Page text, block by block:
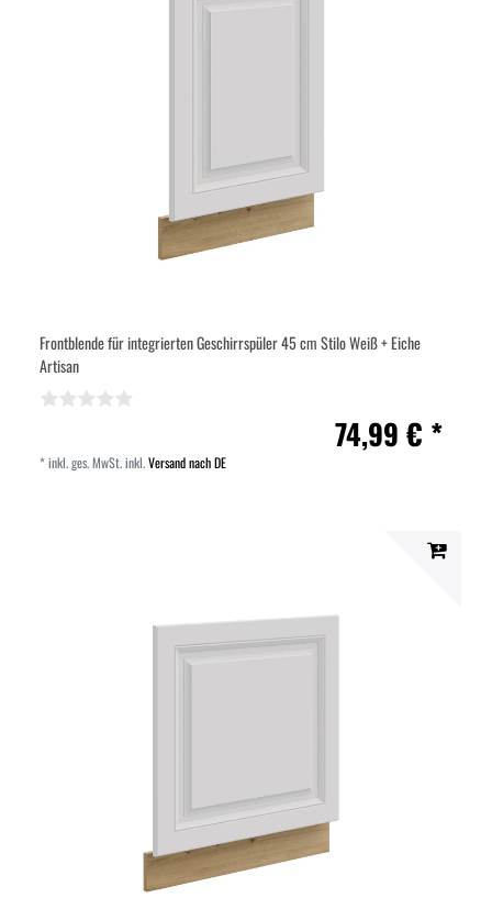
Frontblende für integrierten Geschirrspüler 45 cm Stilo Weiß + Eiche
Artisan
74,99 € *
*inkl. ges. MwSt.inkl.Versand nach DE